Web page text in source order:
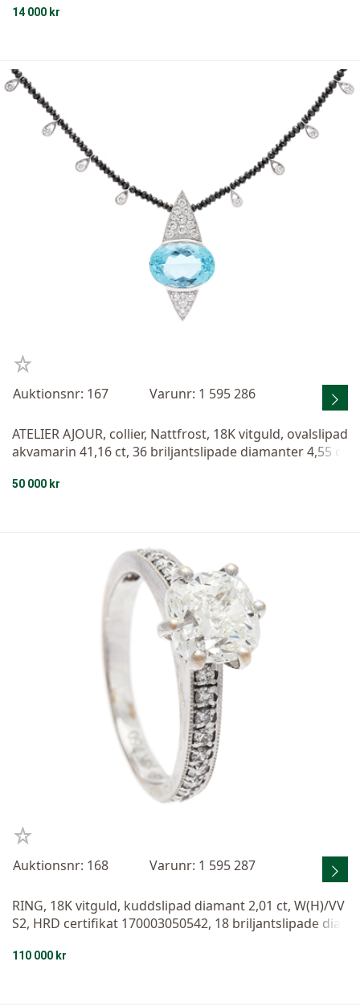
14 000 kr
Auktionsnr: 167 Varunr: 1 595 286
ATELIER AJOUR, collier, Nattfrost, 18K vitguld, ovalslipad
akvamarin 41,16 ct, 36 briljantslipade diamanter 4,55 ct
kholm 2010, längd 44 cm, vikt 50,2 g, hänget är löstagb
50 000 kr
Auktionsnr: 168 Varunr: 1 595 287
RING, 18K vitguld, kuddslipad diamant 2,01 ct, W(H)/VV
S2, HRD certifikat 170003050542, 18 briljantslipade dia
110 000 kr